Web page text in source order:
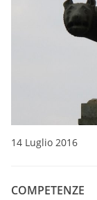
14 Luglio 2016
COMPETENZE